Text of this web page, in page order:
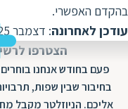
בהקדם האפשרי.
עודכן לאחרונה: דצמבר 2025
הצטרפו
פעם בחודש אנחנו
בחיבור שבין שפות,
אליכם. הניוזלטר מקבל